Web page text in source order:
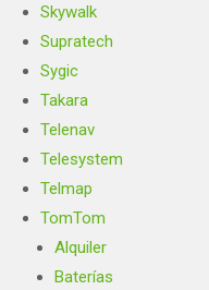
Skywalk
Supratech
Sygic
Takara
Telenav
Telesystem
Telmap
TomTom
Alquiler
Baterías